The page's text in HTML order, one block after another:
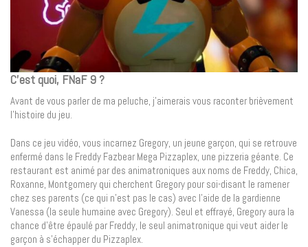
C’est quoi, FNaF 9 ?
Avant de vous parler de ma peluche, j’aimerais vous raconter brièvement
l’histoire du jeu.
Dans ce jeu vidéo, vous incarnez Gregory, un jeune garçon, qui se retrouve
enfermé dans le Freddy Fazbear Mega Pizzaplex, une pizzeria géante. Ce
restaurant est animé par des animatroniques aux noms de Freddy, Chica,
Roxanne, Montgomery qui cherchent Gregory pour soi-disant le ramener
chez ses parents (ce qui n’est pas le cas) avec l’aide de la gardienne
Vanessa (la seule humaine avec Gregory). Seul et effrayé, Gregory aura la
chance d’être épaulé par Freddy, le seul animatronique qui veut aider le
garçon à s’échapper du Pizzaplex.